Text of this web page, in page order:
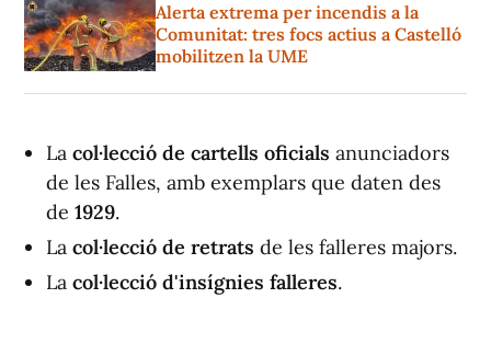
Alerta extrema per incendis a la
Comunitat: tres focs actius a Castelló
mobilitzen la UME
La col·lecció de cartells oficials anunciadors
de les Falles, amb exemplars que daten des
de 1929.
La col·lecció de retrats de les falleres majors.
La col·lecció d'insígnies falleres.